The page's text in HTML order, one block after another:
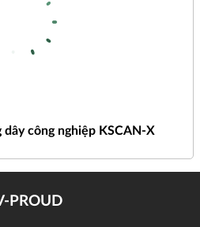
dây công nghiệp KSCAN-X
PROUD